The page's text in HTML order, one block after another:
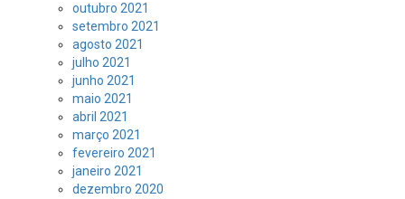
outubro 2021
setembro 2021
agosto 2021
julho 2021
junho 2021
maio 2021
abril 2021
março 2021
fevereiro 2021
janeiro 2021
dezembro 2020